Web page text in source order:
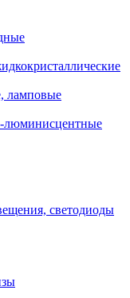
ламповые
люминисцентные
светодиоды